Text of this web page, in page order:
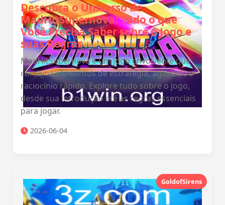
Descubra o Universo de
MadHitSupernova: Tudo o que
Você Precisa Saber sobre o Jogo e
suas Regras
MadHitSupernova é um jogo envolvente que
combina elementos de estratégia, agilidade e
raciocínio rápido. Explore tudo sobre o jogo,
desde sua introdução até as regras essenciais
para jogar.
2026-06-04
GoldofSirens